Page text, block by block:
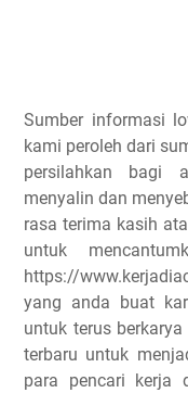
Sumber informasi
kami peroleh dari
persilahkan bagi
menyalin dan
rasa terima kasih
untuk
https://
yang anda buat
untuk terus
terbaru untuk
para pencari kerja